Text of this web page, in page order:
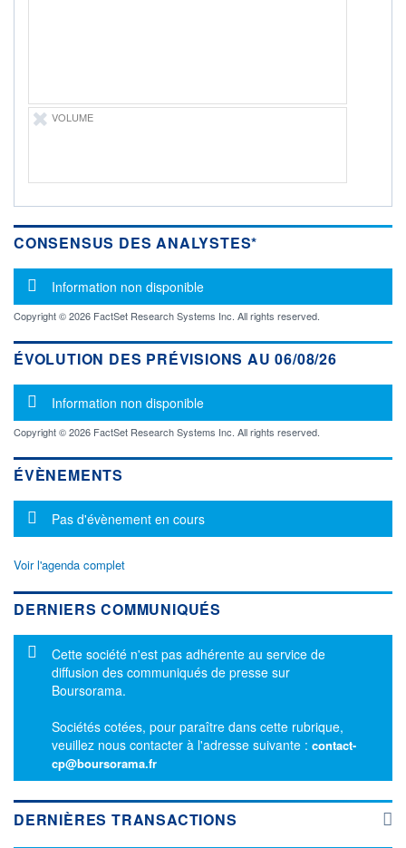
Non éligible
Boursobank
VOLUME
CONSENSUS DES ANALYSTES*
Message d'information
Information non disponible
Copyright © 2026 FactSet Research Systems Inc. All rights reserved.
ÉVOLUTION DES PRÉVISIONS AU 06/08/26
Message d'information
Information non disponible
Copyright © 2026 FactSet Research Systems Inc. All rights reserved.
ÉVÈNEMENTS
Message d'information
Pas d'évènement en cours
Voir l'agenda complet
DERNIERS COMMUNIQUÉS
Message d'information
Cette société n'est pas adhérente au service de
diffusion des communiqués de presse sur
Boursorama.
Sociétés cotées, pour paraître dans cette rubrique,
veuillez nous contacter à l'adresse suivante : contact-
cp@boursorama.fr
DERNIÈRES TRANSACTIONS